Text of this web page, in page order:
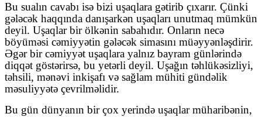
Bu sualın cavabı isə bizi uşaqlara gətirib çıxarır. Çünki
gələcək haqqında danışarkən uşaqları unutmaq mümkün
deyil. Uşaqlar bir ölkənin sabahıdır. Onların necə
böyüməsi cəmiyyətin gələcək simasını müəyyənləşdirir.
Əgər bir cəmiyyət uşaqlara yalnız bayram günlərində
diqqət göstərirsə, bu yetərli deyil. Uşağın təhlükəsizliyi,
təhsili, mənəvi inkişafı və sağlam mühiti gündəlik
məsuliyyətə çevrilməlidir.
Bu gün dünyanın bir çox yerində uşaqlar müharibənin,